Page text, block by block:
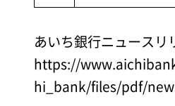
あいち銀行ニュースリ
https://
hi_bank/files/pdf/